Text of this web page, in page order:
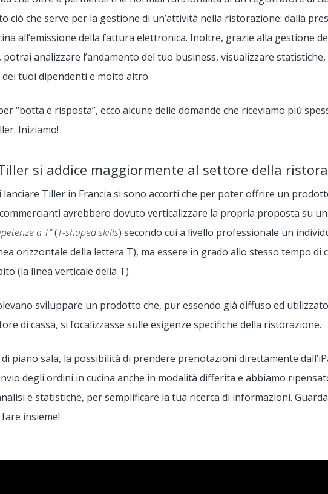
ciò che serve per la gestione di un’attività nella ristorazione: dalla
all’emissione della fattura elettronica. Inoltre, grazie alla gestione
analizzare l’andamento del tuo business, visualizzare
tuoi dipendenti e molto altro.
“botta e risposta”, ecco alcune delle domande che riceviamo più
Iniziamo!
si addice maggiormente al settore della
Tiller in Francia si sono accorti che per poter offrire un
avrebbero dovuto verticalizzare la propria proposta su
a T”(T-shaped skills) secondo cui a livello professionale un
orizzontale della lettera T), ma essere in grado allo stesso tempo di
(la linea verticale della T).
sviluppare un prodotto che, pur essendo già diffuso ed
di cassa, si focalizzasse sulle esigenze specifiche della ristorazione.
piano sala, la possibilità di prendere prenotazioni direttamente
degli ordini in cucina anche in modalità differita e abbiamo
e statistiche, per semplificare la tua ricerca di informazioni.
insieme!